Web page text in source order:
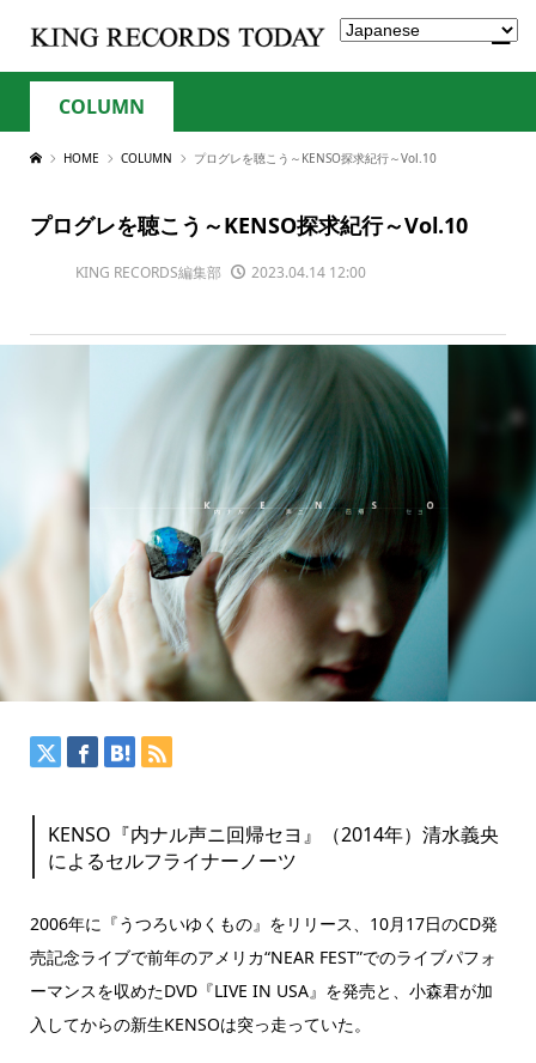
COLUMN
HOME COLUMN プログレを聴こう～KENSO探求紀行～Vol.10
プログレを聴こう～KENSO探求紀行～Vol.10
KING RECORDS編集部 2023.04.14 12:00
KENSO『内ナル声ニ回帰セヨ』（2014年）清水義央
によるセルフライナーノーツ
2006年に『うつろいゆくもの』をリリース、10月17日のCD発
売記念ライブで前年のアメリカ“NEAR FEST”でのライブパフォ
ーマンスを収めたDVD『LIVE IN USA』を発売と、小森君が加
入してからの新生KENSOは突っ走っていた。